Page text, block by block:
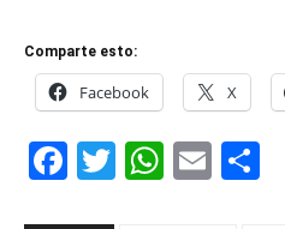
Comparte esto:
Facebook X
Facebook
TwitterEmail